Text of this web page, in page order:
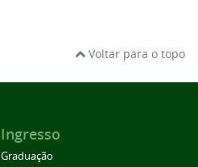
Voltar para o topo
Ingresso
Graduação